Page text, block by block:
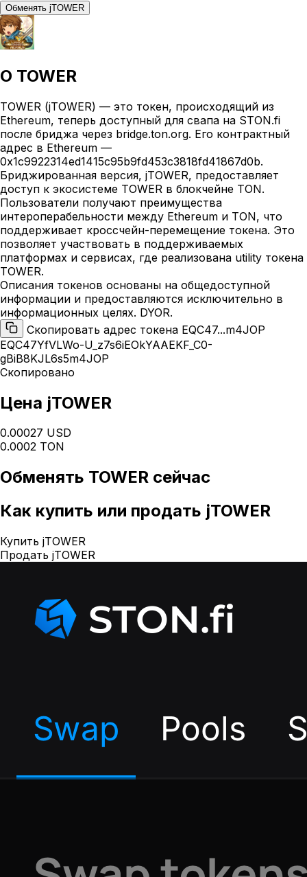
Обменять jTOWER
О TOWER
TOWER (jTOWER) — это токен, происходящий из
Ethereum, теперь доступный для свапа на STON.fi
после бриджа через bridge.ton.org. Его контрактный
адрес в Ethereum —
0x1c9922314ed1415c95b9fd453c3818fd41867d0b.
Бриджированная версия, jTOWER, предоставляет
доступ к экосистеме TOWER в блокчейне TON.
Пользователи получают преимущества
интероперабельности между Ethereum и TON, что
поддерживает кроссчейн-перемещение токена. Это
позволяет участвовать в поддерживаемых
платформах и сервисах, где реализована utility токена
TOWER.
Описания токенов основаны на общедоступной
информации и предоставляются исключительно в
информационных целях. DYOR.
Скопировать адрес токена EQC47...m4JOP
EQC47YfVLWo-U_z7s6iEOkYAAEKF_C0-
gBiB8KJL6s5m4JOP
Скопировано
Цена jTOWER
0.00027 USD
0.0002 TON
Обменять TOWER сейчас
Как купить или продать jTOWER
Купить jTOWER
Продать jTOWER